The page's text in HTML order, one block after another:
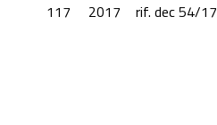
117 2017 rif. dec 54/17